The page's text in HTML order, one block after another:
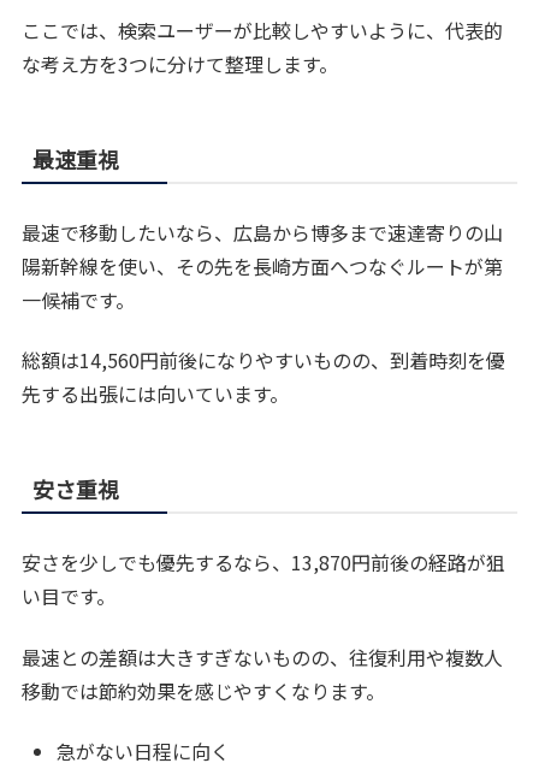
ここでは、検索ユーザーが比較しやすいように、代表的
な考え方を3つに分けて整理します。
最速重視
最速で移動したいなら、広島から博多まで速達寄りの山
陽新幹線を使い、その先を長崎方面へつなぐルートが第
一候補です。
総額は14,560円前後になりやすいものの、到着時刻を優
先する出張には向いています。
安さ重視
安さを少しでも優先するなら、13,870円前後の経路が狙
い目です。
最速との差額は大きすぎないものの、往復利用や複数人
移動では節約効果を感じやすくなります。
急がない日程に向く